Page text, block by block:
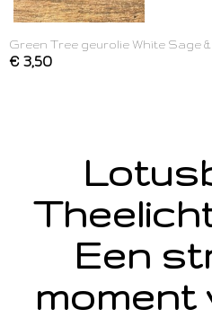
Green Tree geurolie White Sage
€ 3,50
Een
moment